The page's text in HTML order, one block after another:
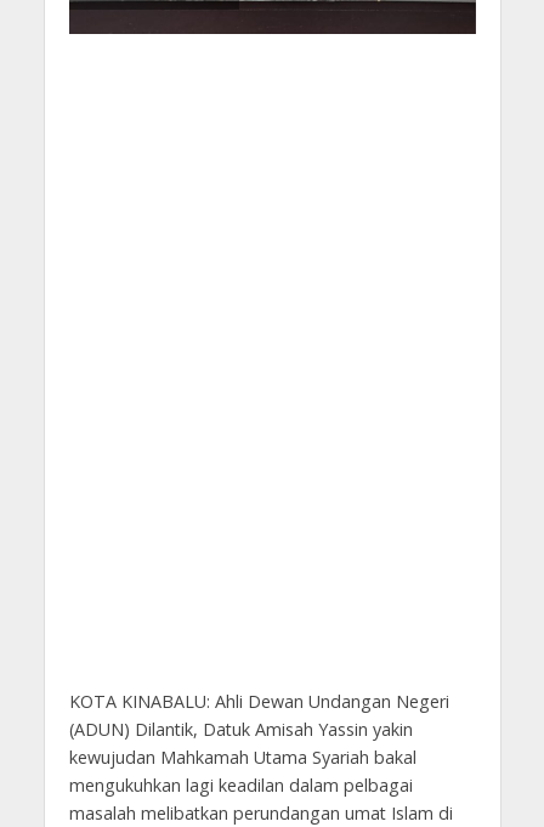
KOTA KINABALU: Ahli Dewan Undangan Negeri
(ADUN) Dilantik, Datuk Amisah Yassin yakin
kewujudan Mahkamah Utama Syariah bakal
mengukuhkan lagi keadilan dalam pelbagai
masalah melibatkan perundangan umat Islam di